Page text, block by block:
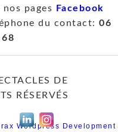
pages
Facebook
du contact: 06
DE
RÉSERVÉS
Wordpress Development